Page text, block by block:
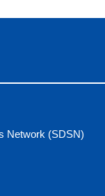
Network (SDSN)